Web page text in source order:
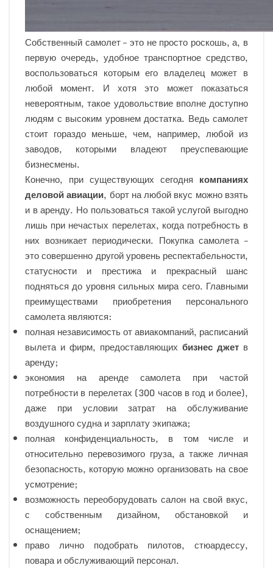
Собственный самолет – это не просто роскошь, а, в
первую очередь, удобное транспортное средство,
воспользоваться которым его владелец может в
любой момент. И хотя это может показаться
невероятным, такое удовольствие вполне доступно
людям с высоким уровнем достатка. Ведь самолет
стоит гораздо меньше, чем, например, любой из
заводов, которыми владеют преуспевающие
бизнесмены.
Конечно, при существующих сегодня компаниях
деловой авиации, борт на любой вкус можно взять
и в аренду. Но пользоваться такой услугой выгодно
лишь при нечастых перелетах, когда потребность в
них возникает периодически. Покупка самолета –
это совершенно другой уровень респектабельности,
статусности и престижа и прекрасный шанс
подняться до уровня сильных мира сего. Главными
преимуществами приобретения персонального
самолета являются:
полная независимость от авиакомпаний, расписаний
вылета и фирм, предоставляющих бизнес джет в
аренду;
экономия на аренде самолета при частой
потребности в перелетах (300 часов в год и более),
даже при условии затрат на обслуживание
воздушного судна и зарплату экипажа;
полная конфиденциальность, в том числе и
относительно перевозимого груза, а также личная
безопасность, которую можно организовать на свое
усмотрение;
возможность переоборудовать салон на свой вкус,
с собственным дизайном, обстановкой и
оснащением;
право лично подобрать пилотов, стюардессу,
повара и обслуживающий персонал.